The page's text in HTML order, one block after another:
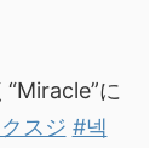
に
スジ #넥